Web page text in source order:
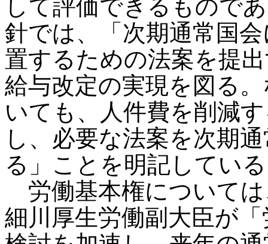
して評価できるもので
針では、「次期通常国
置するための法案を提
給与改定の実現を図る
いても、人件費を削減
し、必要な法案を次期
る」ことを明記してい
労働基本権について
細川厚生労働副大臣が